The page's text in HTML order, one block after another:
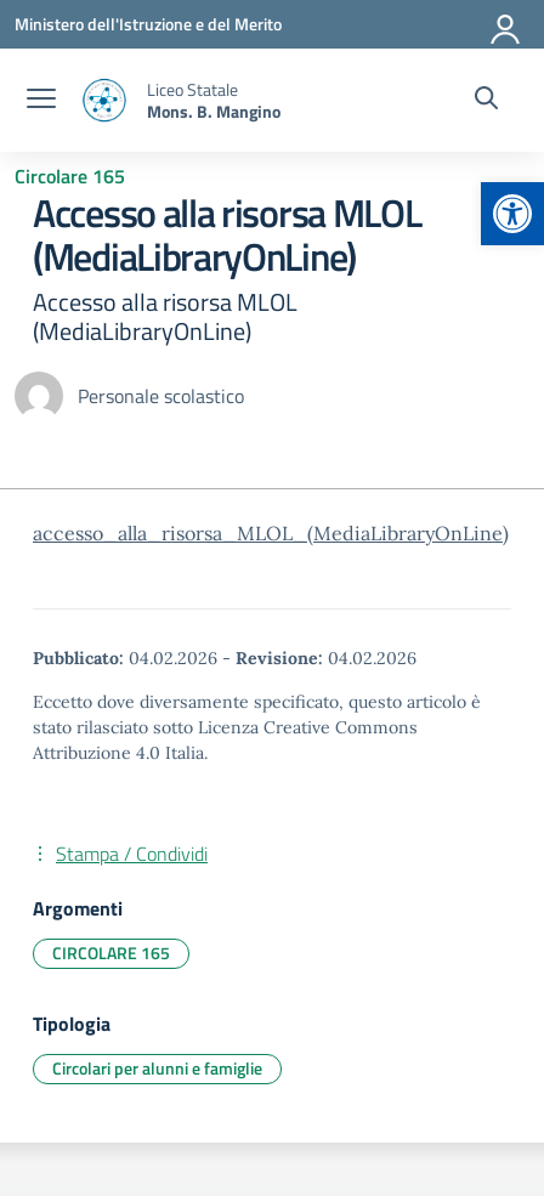
Vai ai contenuti
Vai al menu di navigazione
Vai al footer
Ministero dell'Istruzione e del Merito
Liceo Statale
Mons. B. Mangino
Circolare 165
Accesso alla risorsa MLOL
(MediaLibraryOnLine)
Accesso alla risorsa MLOL
(MediaLibraryOnLine)
Personale scolastico
accesso_alla_risorsa_MLOL_(MediaLibraryOnLine)
Pubblicato: 04.02.2026 - Revisione: 04.02.2026
Eccetto dove diversamente specificato, questo articolo è
stato rilasciato sotto Licenza Creative Commons
Attribuzione 4.0 Italia.
Stampa / Condividi
Argomenti
CIRCOLARE 165
Tipologia
Circolari per alunni e famiglie